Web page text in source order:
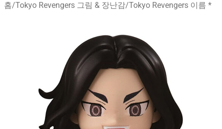
홈/Tokyo Revengers 그림 & 장난감/Tokyo Revengers 이름 *